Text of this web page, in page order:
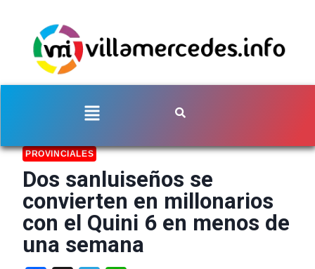
PROVINCIALES
Dos sanluiseños se
convierten en millonarios
con el Quini 6 en menos de
una semana